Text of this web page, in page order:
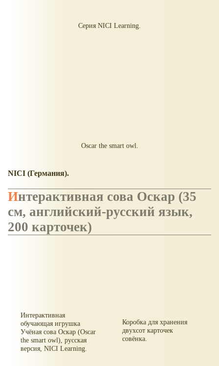
Серия NICI Learning.
Oscar the smart owl.
NICI (Германия).
Интерактивная сова Оскар (35
см, английский-русский язык,
200 карточек)
Интерактивная
обучающая игрушка
Учёная сова Оскар (Oscar
the smart owl), русская
версия, NICI Learning.
Коробка для хранения
двухсот карточек
совёнка.